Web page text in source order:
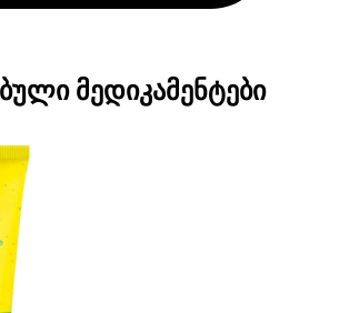
მედიკამენტები